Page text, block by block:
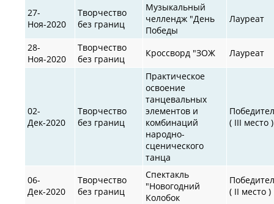
27-
Ноя-2020
Творчество
без границ
Музыкальный
челлендж "День
Победы
Лауреат
28-
Ноя-2020
Творчество
без границ
Кроссворд "ЗОЖ Лауреат
02-
Дек-2020
Творчество
без границ
Практическое
освоение
танцевальных
элементов и
комбинаций
народно-
сценического
танца
( III место )
06-
Дек-2020
Творчество
без границ
Спектакль
"Новогодний
Колобок
( II место )